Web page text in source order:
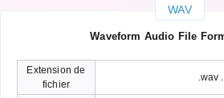
WAV
Waveform Audio File
Extension de
fichier
.wav